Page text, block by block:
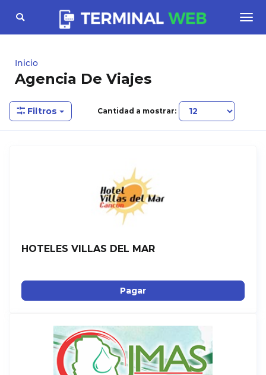
Toggle
navigation
Inicio
Agencia De Viajes
Filtros Cantidad a mostrar:
HOTELES VILLAS DEL MAR
Pagar